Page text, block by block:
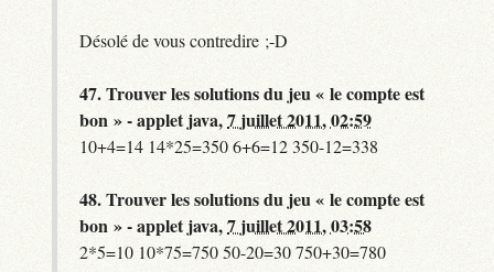
Désolé de vous contredire ;-D
47.Trouver les solutions du jeu « le compte est
bon » - applet java,7 juillet 2011, 02:59
10+4=14 14*25=350 6+6=12 350-12=338
48.Trouver les solutions du jeu « le compte est
bon » - applet java,7 juillet 2011, 03:58
2*5=10 10*75=750 50-20=30 750+30=780